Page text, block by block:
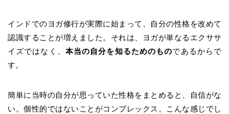
インドでのヨガ修行が実際に始まって、自分の性格を改めて
認識することが増えました。それは、ヨガが単なるエクササ
イズではなく、 本当の自分を知るためのものであるからで
す。
簡単に当時の自分が思っていた性格をまとめると、自信がな
い。個性的ではないことがコンプレックス。こんな感じでし